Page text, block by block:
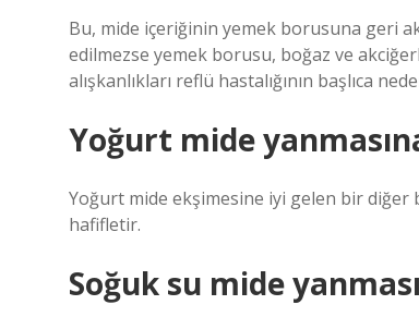
Bu, mide içeriğinin yemek borusuna geri
edilmezse yemek borusu, boğaz ve
alışkanlıkları reflü hastalığının başlıca
Yoğurt mide
Yoğurt mide ekşimesine iyi gelen bir
hafifletir.
Soğuk su mide